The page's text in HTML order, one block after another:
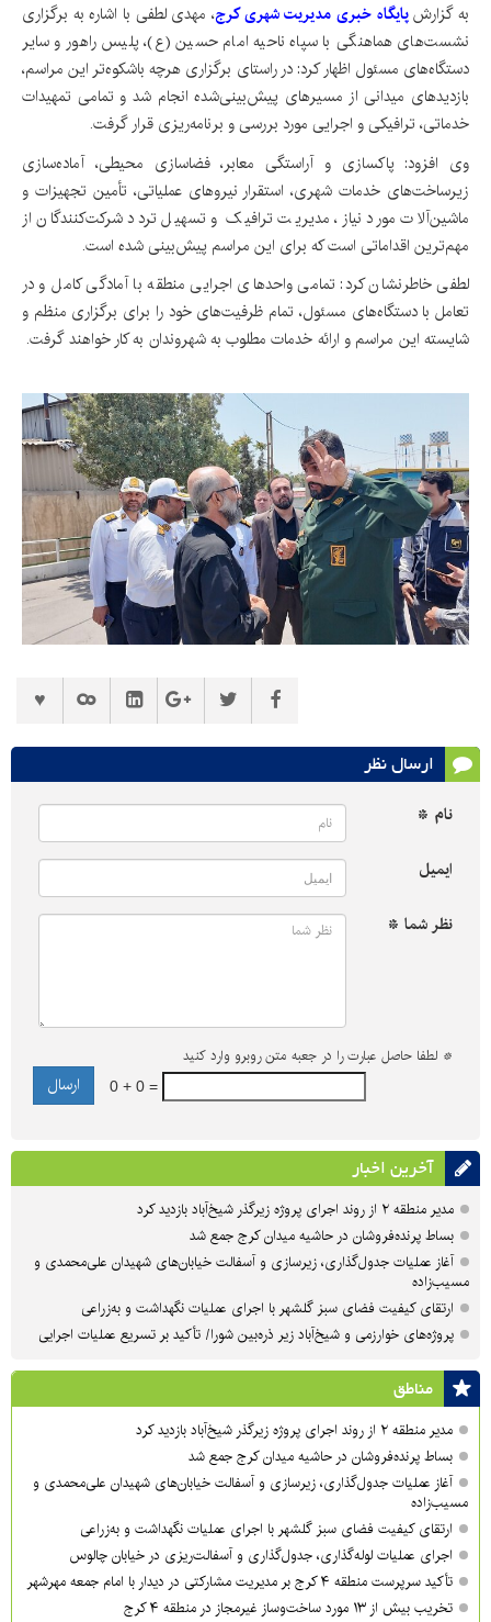
به گزارشپایگاه خبری مدیریت شهری کرج، مهدی لطفی با اشاره به برگزاری
نشست‌های هماهنگی با سپاه ناحیه امام حسین (ع)، پلیس راهور و سایر
دستگاه‌های مسئول اظهار کرد: در راستای برگزاری هرچه باشکوه‌تر این مراسم،
بازدیدهای میدانی از مسیرهای پیش‌بینی‌شده انجام شد و تمامی تمهیدات
خدماتی، ترافیکی و اجرایی مورد بررسی و برنامه‌ریزی قرار گرفت.
وی افزود: پاکسازی و آراستگی معابر، فضاسازی محیطی، آماده‌سازی
زیرساخت‌های خدمات شهری، استقرار نیروهای عملیاتی، تأمین تجهیزات و
ماشین‌آلات مورد نیاز، مدیریت ترافیک و تسهیل تردد شرکت‌کنندگان از
مهم‌ترین اقداماتی است که برای این مراسم پیش‌بینی شده است.
لطفی خاطرنشان کرد: تمامی واحدهای اجرایی منطقه با آمادگی کامل و در
تعامل با دستگاه‌های مسئول، تمام ظرفیت‌های خود را برای برگزاری منظم و
شایسته این مراسم و ارائه خدمات مطلوب به شهروندان به کار خواهند گرفت.
ارسال نظر
نام *
ایمیل
نظر شما *
* لطفا حاصل عبارت را در جعبه متن روبرو وارد کنید
0 + 0 =
آخرین اخبار
مدیر منطقه ۲ از روند اجرای پروژه زیرگذر شیخ‌آباد بازدید کرد
بساط پرنده‌فروشان در حاشیه میدان کرج جمع شد
آغاز عملیات جدول‌گذاری، زیرسازی و آسفالت خیابان‌های شهیدان علی‌محمدی و
مسیب‌زاده
ارتقای کیفیت فضای سبز گلشهر با اجرای عملیات نگهداشت و به‌زراعی
پروژه‌های خوارزمی و شیخ‌آباد زیر ذره‌بین شورا/ تأکید بر تسریع عملیات اجرایی
مناطق
مدیر منطقه ۲ از روند اجرای پروژه زیرگذر شیخ‌آباد بازدید کرد
بساط پرنده‌فروشان در حاشیه میدان کرج جمع شد
آغاز عملیات جدول‌گذاری، زیرسازی و آسفالت خیابان‌های شهیدان علی‌محمدی و
مسیب‌زاده
ارتقای کیفیت فضای سبز گلشهر با اجرای عملیات نگهداشت و به‌زراعی
اجرای عملیات لوله‌گذاری، جدول‌گذاری و آسفالت‌ریزی در خیابان چالوس
تأکید سرپرست منطقه ۴ کرج بر مدیریت مشارکتی در دیدار با امام جمعه مهرشهر
تخریب بیش از ۱۳ مورد ساخت‌وساز غیرمجاز در منطقه ۴ کرج